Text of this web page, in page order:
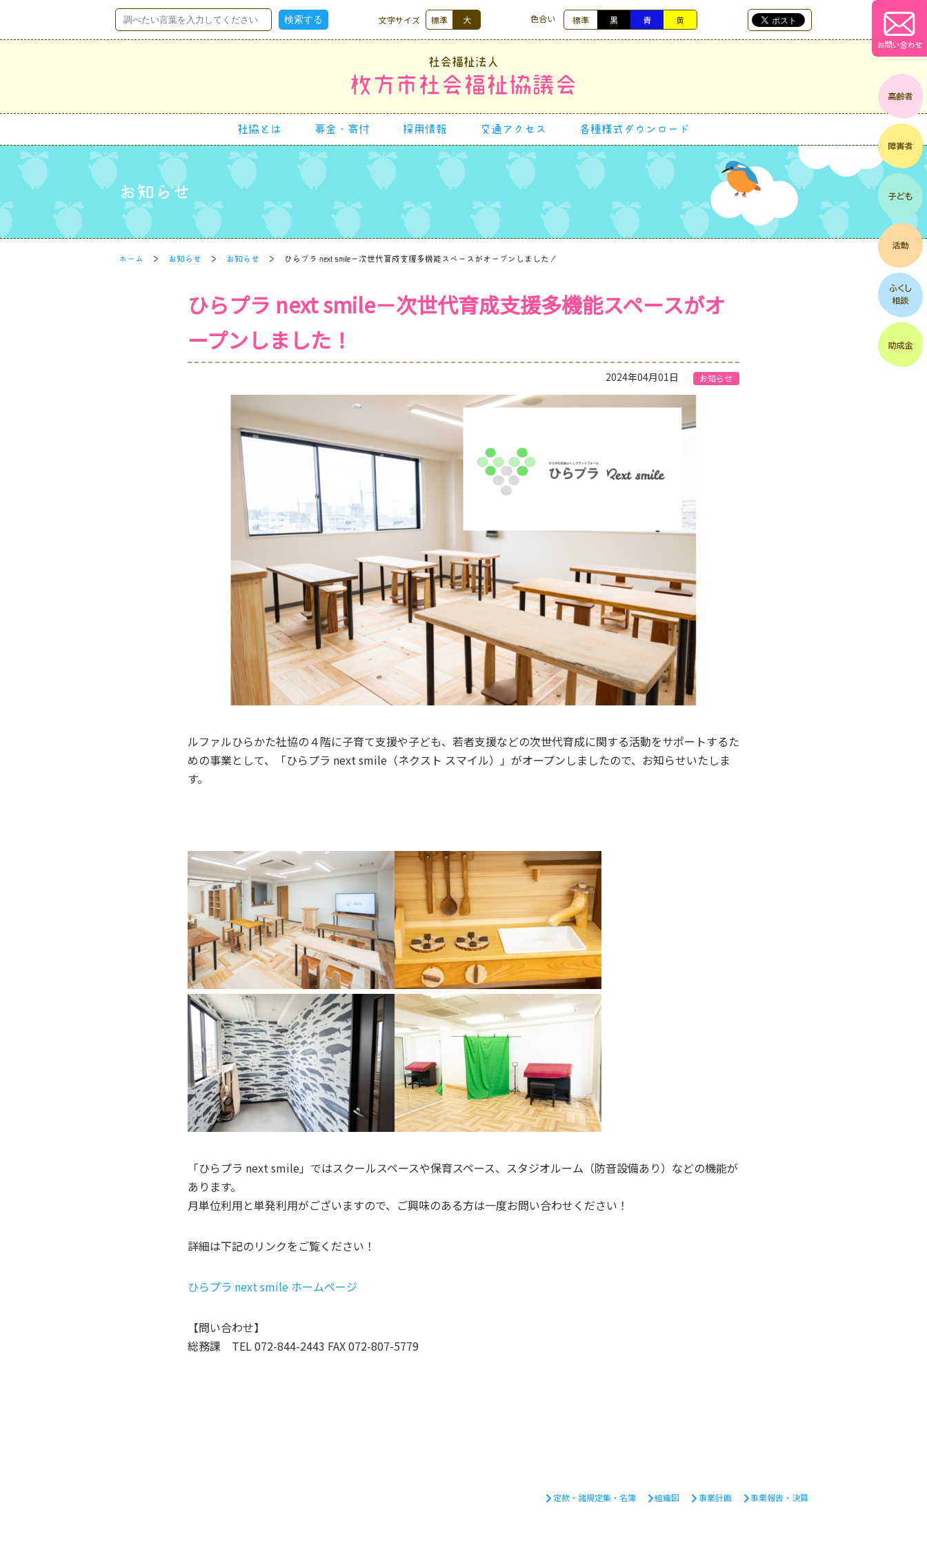
文字サイズ 標準 大 色合い 標準 黒 青 黄
社会福祉法人
枚方市社会福祉協議会
社協とは 募金・寄付 採用情報 交通アクセス 各種様式ダウンロード
お問い合わせ
お知らせ
ホーム お知らせ お知らせ ひらプラ next smile－次世代育成支援多機能スペースがオープンしました！
ひらプラ next smile－次世代育成支援多機能スペースがオ
ープンしました！
2024年04月01日 お知らせ
ルファルひらかた社協の４階に子育て支援や子ども、若者支援などの次世代育成に関する活動をサポートするた
めの事業として、「ひらプラ next smile（ネクスト スマイル）」がオープンしましたので、お知らせいたしま
す。
「ひらプラ next smile」ではスクールスペースや保育スペース、スタジオルーム（防音設備あり）などの機能が
あります。
月単位利用と単発利用がございますので、ご興味のある方は一度お問い合わせください！
詳細は下記のリンクをご覧ください！
ひらプラ next smile ホームページ
【問い合わせ】
総務課 TEL 072-844-2443 FAX 072-807-5779
定款・諸規定集・名簿 組織図 事業計画 事業報告・決算